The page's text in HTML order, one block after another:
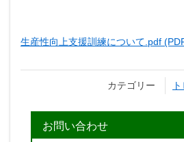
生産性向上支援訓練について.pdf
カテゴリー
お問い合わせ